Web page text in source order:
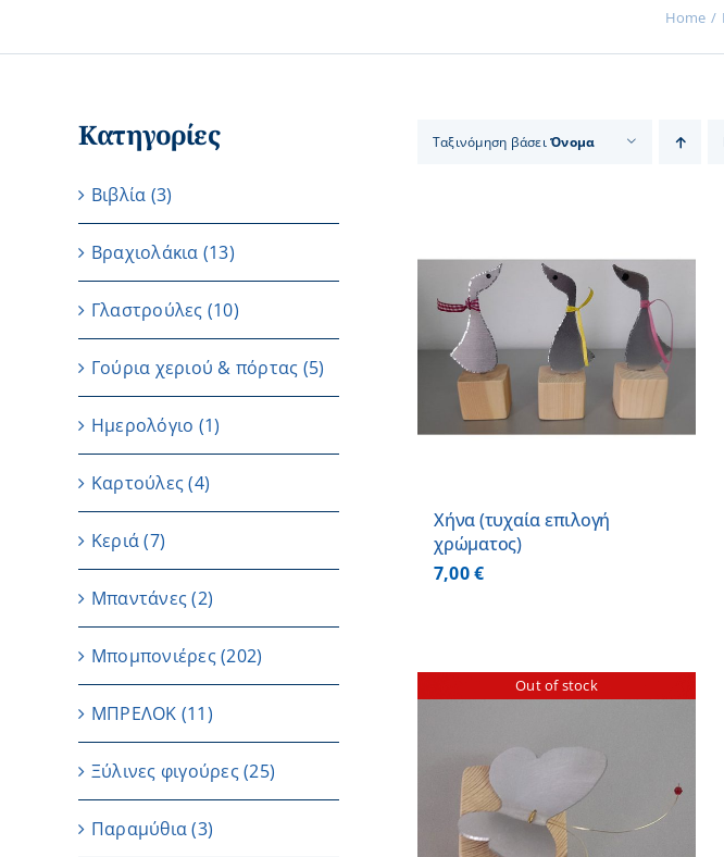
Home
Ταξινόμηση βάσειΌνομα
ΠΡΟΣΘΗΚΗ ΣΤΟ ΚΑΛΑΘΙ
ΛΕΠΤΟΜΕΡΕΙΕΣ
Χήνα (τυχαία επιλογή
χρώματος)
7,00€
ΛΕΠΤΟΜΕΡΕΙΕΣ
Out of stock
ΠΡΟΣΘΗΚΗ ΣΤΟ ΚΑΛΑΘΙ
ΛΕΠΤΟΜΕΡΕΙΕΣ
Κατηγορίες
Βιβλία (3)
Βραχιολάκια (13)
Γλαστρούλες (10)
Γούρια χεριού & πόρτας (5)
Ημερολόγιο (1)
Καρτούλες (4)
Κεριά (7)
Μπαντάνες (2)
Μπομπονιέρες(202)
ΜΠΡΕΛΟΚ (11)
Ξύλινες φιγούρες(25)
Παραμύθια (3)